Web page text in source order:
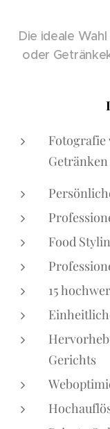
Die ideale
oder
Fotografie
Getränken
Food
15
Gerichts